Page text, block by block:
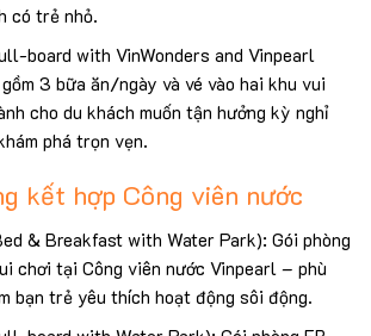
có trẻ nhỏ.
board with VinWonders and Vinpearl
3 bữa ăn/ngày và vé vào hai khu vui
cho du khách muốn tận hưởng kỳ nghỉ
phá trọn vẹn.
kết hợp Công viên nước
& Breakfast with Water Park): Gói phòng
chơi tại Công viên nước Vinpearl – phù
bạn trẻ yêu thích hoạt động sôi động.